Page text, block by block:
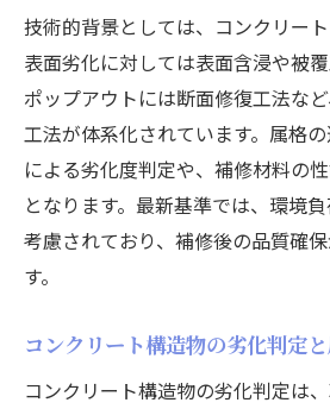
技術的背景としては、コンクリー
表面劣化に対しては表面含浸や被
ポップアウトには断面修復工法な
工法が体系化されています。属格
による劣化度判定や、補修材料の
となります。最新基準では、環境
考慮されており、補修後の品質確
す。
コンクリート構造物の劣化判定
コンクリート構造物の劣化判定は